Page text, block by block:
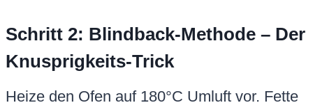
Schritt 2: Blindback-Methode – Der
Knusprigkeits-Trick
Heize den Ofen auf 180°C Umluft vor. Fette